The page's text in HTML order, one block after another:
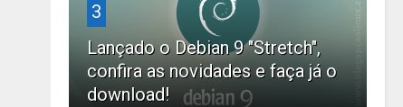
3
Lançado o Debian 9 "Stretch",
confira as novidades e faça já o
download!